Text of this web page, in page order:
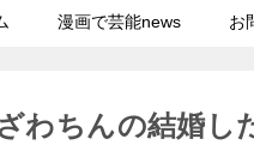
漫画で芸能news お
ざわちんの結婚し